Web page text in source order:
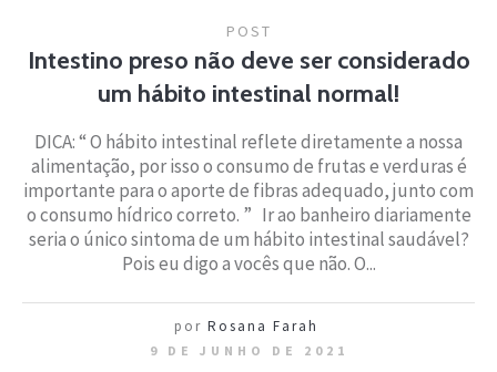
POST
Intestino preso não deve ser considerado
um hábito intestinal normal!
DICA: “ O hábito intestinal reflete diretamente a nossa
alimentação, por isso o consumo de frutas e verduras é
importante para o aporte de fibras adequado, junto com
o consumo hídrico correto. ” Ir ao banheiro diariamente
seria o único sintoma de um hábito intestinal saudável?
Pois eu digo a vocês que não. O...
por Rosana Farah
9 DE JUNHO DE 2021